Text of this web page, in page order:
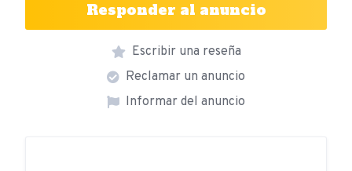
Responder al anuncio
Escribir una reseña
Reclamar un anuncio
Informar del anuncio